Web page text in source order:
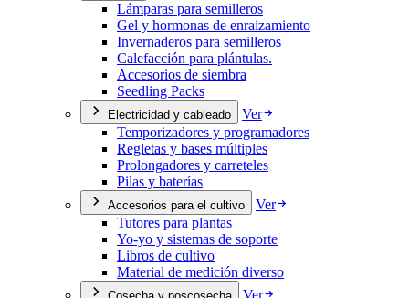
Lámparas para semilleros
Gel y hormonas de enraizamiento
Invernaderos para semilleros
Calefacción para plántulas.
Accesorios de siembra
Seedling Packs
Electricidad y cableado
Ver
Temporizadores y programadores
Regletas y bases múltiples
Prolongadores y carreteles
Pilas y baterías
Accesorios para el cultivo
Ver
Tutores para plantas
Yo-yo y sistemas de soporte
Libros de cultivo
Material de medición diverso
Ver